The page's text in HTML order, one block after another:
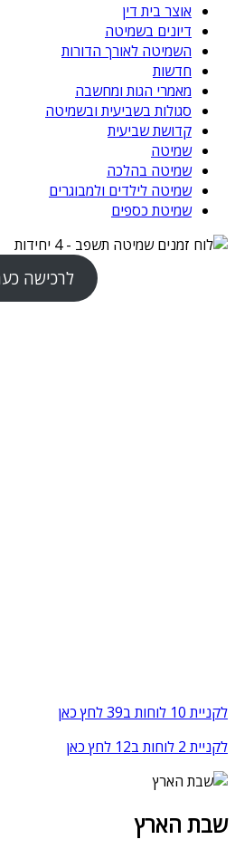
אוצר בית דין
דיונים בשמיטה
השמיטה לאורך הדורות
חדשות
מאמרי הגות ומחשבה
סגולות בשביעית ובשמיטה
קדושת שביעית
שמיטה
שמיטה בהלכה
שמיטה לילדים ולמבוגרים
שמיטת כספים
לרכישה
לקניית 10 לוחות ב39 לחץ כאן
לקניית 2 לוחות ב12 לחץ כאן
שבת הארץ